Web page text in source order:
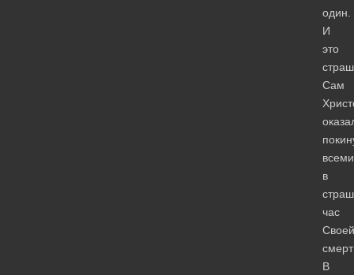
один.
И
это
Сам
всеми
в
час
Своей
В